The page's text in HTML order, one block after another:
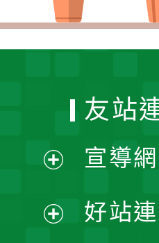
開
友站
宣導
好站